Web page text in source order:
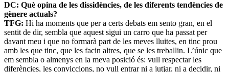
DC: Què opina de les dissidències, de les diferents tendències de
gènere actuals?
TFG: Hi ha moments que per a certs debats em sento gran, en el
sentit de dir, sembla que aquest sigui un carro que ha passat per
davant meu i que no formarà part de les meves lluites, en tinc prou
amb les que tinc, que les facin altres, que se les treballin. L’únic que
em sembla o almenys en la meva posició és: vull respectar les
diferències, les conviccions, no vull entrar ni a jutjar, ni a decidir, ni